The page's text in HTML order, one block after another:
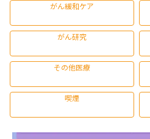
がん緩和ケア
がん研究
その他医療
喫煙